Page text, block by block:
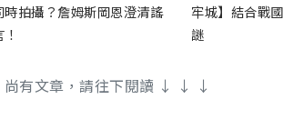
時拍攝？詹姆斯岡恩澄清謠
牢城】結合戰
謎
有文章，請往下閱讀 ↓ ↓ ↓